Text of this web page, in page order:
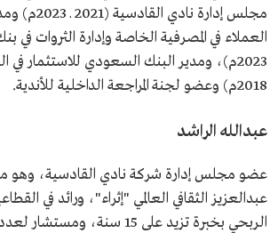
مجلس إدارة
2018م) وعضو لجنة المراجعة الداخلية للأندية.
عبدالله الراشد
عضو مجلس إدارة شركة نادي القادسية، وهو
عبدالعزيز الثقافي العالمي "إثراء"، ورائد في
الربحي بخبرة تزيد على 15 سنة،